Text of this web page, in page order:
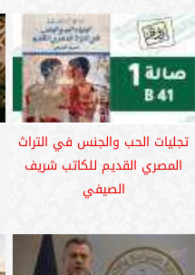
تجليات الحب والجنس في التراث
المصري القديم للكاتب شريف
الصيفي